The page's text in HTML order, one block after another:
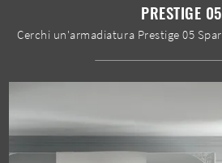
PRESTIGE 05